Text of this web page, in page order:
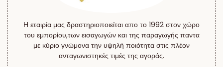
Η εταιρία μας δραστηριοποιείται απο το 1992 στον χώρο
του εμπορίου,των εισαγωγών και της παραγωγής παντα
με κύριο γνώμονα την υψηλή ποιότητα στις πλέον
ανταγωνιστηκές τιμές της αγοράς.